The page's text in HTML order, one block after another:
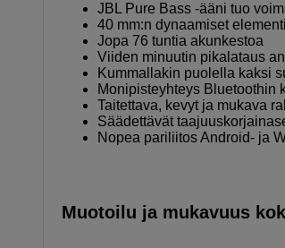
JBL Pure Bass -ääni tuo
40 mm:n dynaamiset
Jopa 76 tuntia akunkestoa
Viiden minuutin pikalataus
Kummallakin puolella kaksi
Monipisteyhteys Bluetoothin
Taitettava, kevyt ja mukava
Säädettävät
Nopea pariliitos Android- ja
Muotoilu ja mukavuus